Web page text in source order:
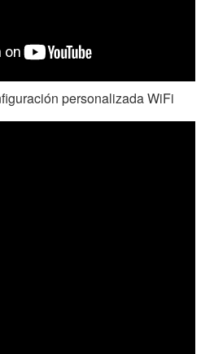
personalizada WiFi